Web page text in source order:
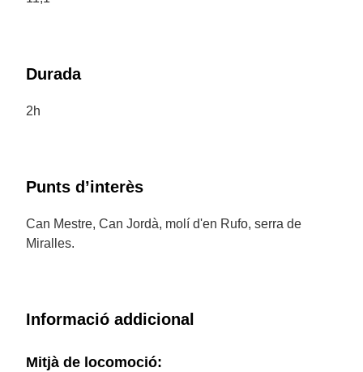
Durada
2h
Punts d’interès
Can Mestre, Can Jordà, molí d'en Rufo, serra de
Miralles.
Informació addicional
Mitjà de locomoció: